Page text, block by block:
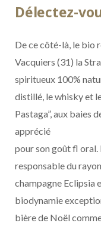
Délectez-
De ce côté-là, le bio
Vacquiers (31) la
spiritueux 100%
distillé, le whisky et
Pastaga”, aux baies
apprécié
pour son goût fl oral.
responsable du
champagne Eclipsia
biodynamie
bière de Noël